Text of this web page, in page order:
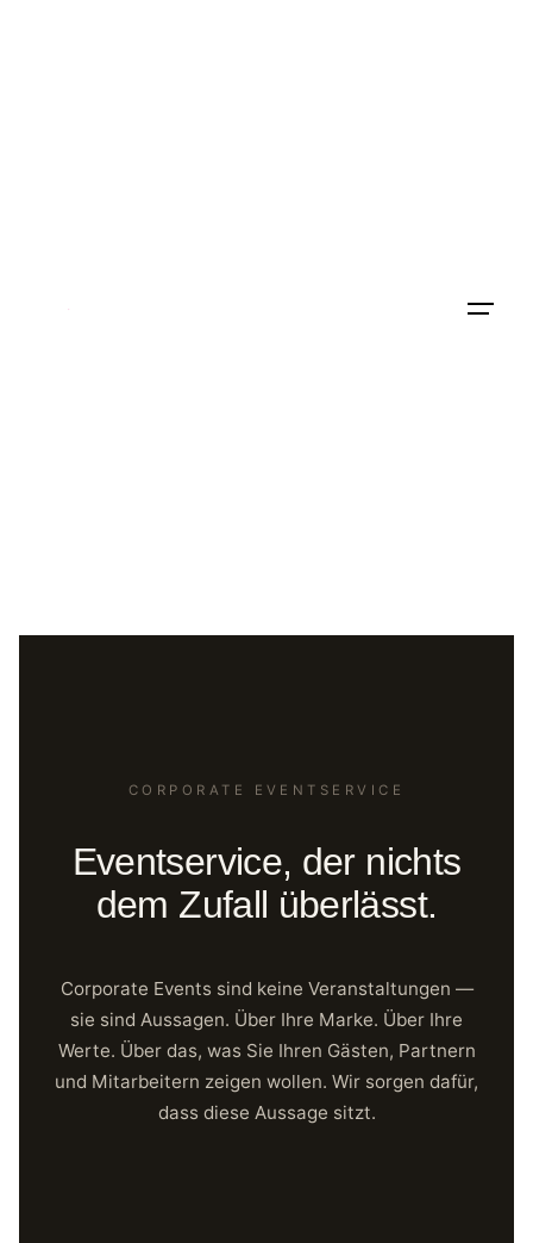
CORPORATE EVENTSERVICE
Eventservice, der nichts
dem Zufall überlässt.
Corporate Events sind keine Veranstaltungen —
sie sind Aussagen. Über Ihre Marke. Über Ihre
Werte. Über das, was Sie Ihren Gästen, Partnern
und Mitarbeitern zeigen wollen. Wir sorgen dafür,
dass diese Aussage sitzt.